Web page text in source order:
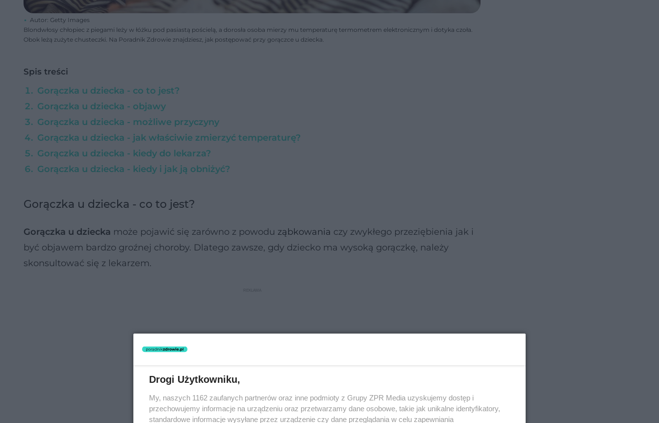
Autor: Getty Images
Blondwłosy chłopiec z piegami leży w łóżku pod pasiastą pościelą, a dorosła osoba mierzy mu temperaturę termometrem elektronicznym i dotyka czoła.
Obok leżą zużyte chusteczki. Na Poradnik Zdrowie znajdziesz, jak postępować przy gorączce u dziecka.
Spis treści
Gorączka u dziecka - co to jest?
Gorączka u dziecka - objawy
Gorączka u dziecka - możliwe przyczyny
Gorączka u dziecka - jak właściwie zmierzyć temperaturę?
Gorączka u dziecka - kiedy do lekarza?
Gorączka u dziecka - kiedy i jak ją obniżyć?
Gorączka u dziecka - co to jest?
Gorączka u dziecka może pojawić się zarówno z powodu ząbkowania czy zwykłego przeziębienia jak i
być objawem bardzo groźnej choroby. Dlatego zawsze, gdy dziecko ma wysoką gorączkę, należy
skonsultować się z lekarzem.
Drogi Użytkowniku,
My, naszych 1162 zaufanych partnerów oraz inne podmioty z Grupy ZPR Media uzyskujemy dostęp i
przechowujemy informacje na urządzeniu oraz przetwarzamy dane osobowe, takie jak unikalne identyfikatory,
standardowe informacje wysyłane przez urządzenie czy dane przeglądania w celu zapewniania